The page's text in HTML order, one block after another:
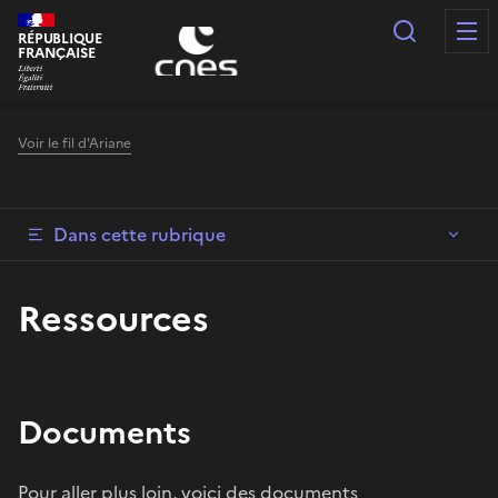
Panneau de gestion des cookies
RÉPUBLIQUE
FRANÇAISE
Voir le fil d'Ariane
Dans cette rubrique
Ressources
Documents
Pour aller plus loin, voici des documents